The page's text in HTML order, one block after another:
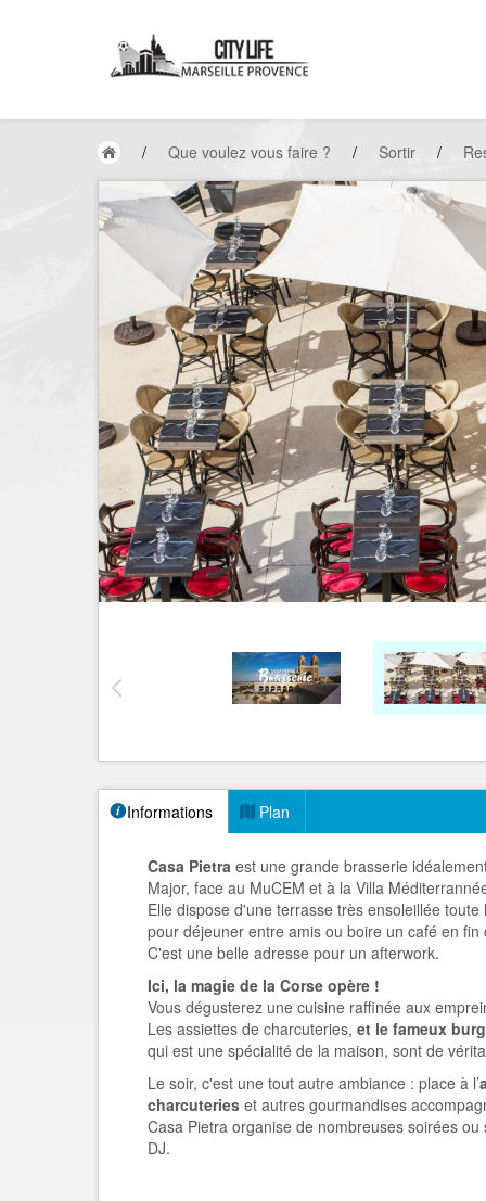
/ Que voulez vous faire ? / Sortir /
Informations Plan
Casa Pietra est une grande brasserie
Major, face au MuCEM et à la Villa
Elle dispose d'une terrasse très ensoleillée
pour déjeuner entre amis ou boire un café en fin
C'est une belle adresse pour un afterwork.
Ici, la magie de la Corse opère !
Vous dégusterez une cuisine raffinée aux
Les assiettes de charcuteries, et le fameux
qui est une spécialité de la maison, sont de
Le soir, c'est une tout autre ambiance : place à l’
charcuteries et autres gourmandises
Casa Pietra organise de nombreuses soirées
DJ.